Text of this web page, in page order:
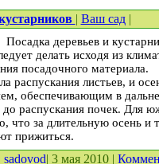
| Ваш сад|
Посадка деревьев и
делать исходя из
посадочного материала.
распускания листьев, и
обеспечивающим в
распускания почек. Для
что за длительную осень и
прижиться.
sadovod| 3 мая 2010 |